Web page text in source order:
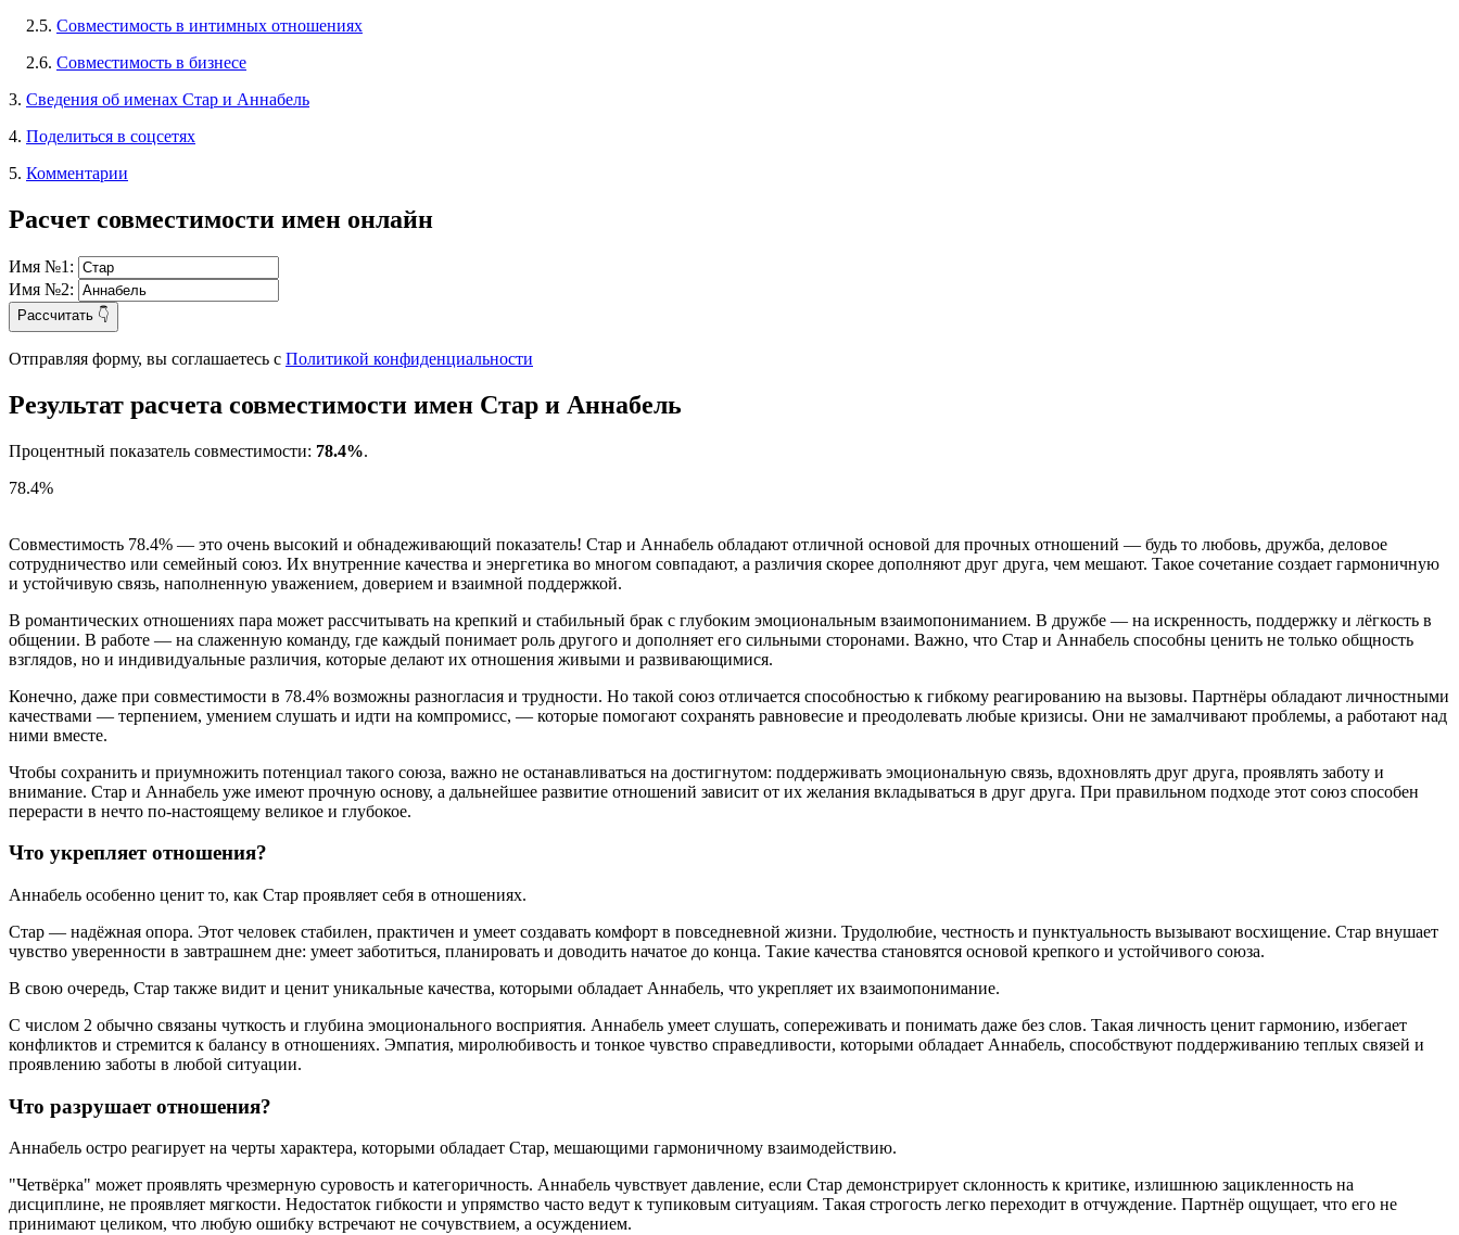
2.5. Совместимость в интимных отношениях
2.6. Совместимость в бизнесе
3. Сведения об именах Стар и Аннабель
4. Поделиться в соцсетях
5. Комментарии
Расчет совместимости имен онлайн
Имя №1:
Имя №2:
Рассчитать 👇
Отправляя форму, вы соглашаетесь с Политикой конфиденциальности
Результат расчета совместимости имен Стар и Аннабель
Процентный показатель совместимости: 78.4%.
78.4%
Совместимость 78.4% — это очень высокий и обнадеживающий показатель! Стар и Аннабель обладают отличной основой для прочных отношений — будь то любовь, дружба, деловое
сотрудничество или семейный союз. Их внутренние качества и энергетика во многом совпадают, а различия скорее дополняют друг друга, чем мешают. Такое сочетание создает гармоничную
и устойчивую связь, наполненную уважением, доверием и взаимной поддержкой.
В романтических отношениях пара может рассчитывать на крепкий и стабильный брак с глубоким эмоциональным взаимопониманием. В дружбе — на искренность, поддержку и лёгкость в
общении. В работе — на слаженную команду, где каждый понимает роль другого и дополняет его сильными сторонами. Важно, что Стар и Аннабель способны ценить не только общность
взглядов, но и индивидуальные различия, которые делают их отношения живыми и развивающимися.
Конечно, даже при совместимости в 78.4% возможны разногласия и трудности. Но такой союз отличается способностью к гибкому реагированию на вызовы. Партнёры обладают личностными
качествами — терпением, умением слушать и идти на компромисс, — которые помогают сохранять равновесие и преодолевать любые кризисы. Они не замалчивают проблемы, а работают над
ними вместе.
Чтобы сохранить и приумножить потенциал такого союза, важно не останавливаться на достигнутом: поддерживать эмоциональную связь, вдохновлять друг друга, проявлять заботу и
внимание. Стар и Аннабель уже имеют прочную основу, а дальнейшее развитие отношений зависит от их желания вкладываться в друг друга. При правильном подходе этот союз способен
перерасти в нечто по-настоящему великое и глубокое.
Что укрепляет отношения?
Аннабель особенно ценит то, как Стар проявляет себя в отношениях.
Стар — надёжная опора. Этот человек стабилен, практичен и умеет создавать комфорт в повседневной жизни. Трудолюбие, честность и пунктуальность вызывают восхищение. Стар внушает
чувство уверенности в завтрашнем дне: умеет заботиться, планировать и доводить начатое до конца. Такие качества становятся основой крепкого и устойчивого союза.
В свою очередь, Стар также видит и ценит уникальные качества, которыми обладает Аннабель, что укрепляет их взаимопонимание.
С числом 2 обычно связаны чуткость и глубина эмоционального восприятия. Аннабель умеет слушать, сопереживать и понимать даже без слов. Такая личность ценит гармонию, избегает
конфликтов и стремится к балансу в отношениях. Эмпатия, миролюбивость и тонкое чувство справедливости, которыми обладает Аннабель, способствуют поддерживанию теплых связей и
проявлению заботы в любой ситуации.
Что разрушает отношения?
Аннабель остро реагирует на черты характера, которыми обладает Стар, мешающими гармоничному взаимодействию.
"Четвёрка" может проявлять чрезмерную суровость и категоричность. Аннабель чувствует давление, если Стар демонстрирует склонность к критике, излишнюю зацикленность на
дисциплине, не проявляет мягкости. Недостаток гибкости и упрямство часто ведут к тупиковым ситуациям. Такая строгость легко переходит в отчуждение. Партнёр ощущает, что его не
принимают целиком, что любую ошибку встречают не сочувствием, а осуждением.